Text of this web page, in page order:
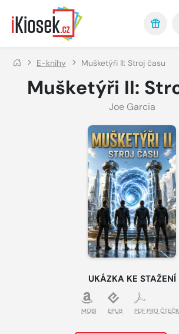
Přejít na hlavní obsah
E-knihy Mušketýři II: Stroj času
Mušketýři II:
Joe Garcia
UKÁZKA KE STAŽENÍ
MOBI EPUB PDF PRO